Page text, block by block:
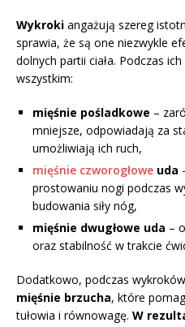
Wykroki angażują szereg
sprawia, że są one niezwykle
dolnych partii ciała. Podczas
wszystkim:
mięśnie pośladkowe –
mniejsze, odpowiadają za
umożliwiają ich ruch,
mięśnie czworogłowe uda
prostowaniu nogi podczas
budowania siły nóg,
mięśnie dwugłowe uda –
oraz stabilność w trakcie
Dodatkowo, podczas
mięśnie brzucha, które
tułowia i równowagę. W